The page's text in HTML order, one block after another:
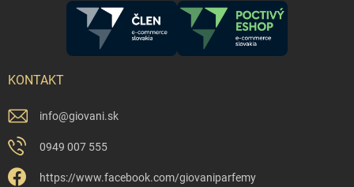
KONTAKT
info@giovani.sk
0949 007 555
https://www.facebook.com/giovaniparfemy